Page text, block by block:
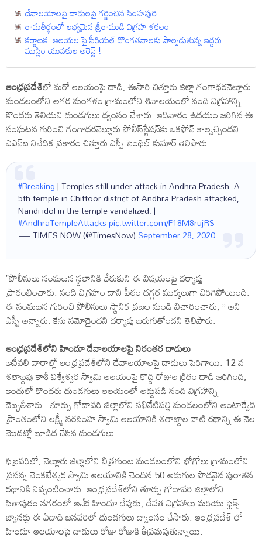
దేవాలయాలపై దాడులపై గర్జించిన సింహపురి
రామతీర్థంలో లభ్యమైన శ్రీరాముడి విగ్రహ శకలం
కర్ణాటక: ఆలయల పై సీరియల్ దొంగతనాలకు పాల్పడుతున్న ఇద్దరు
ముస్లిం యువకుల అరెస్ట్ !
ఆంధ్రప్రదేశ్‌లో మరో ఆలయంపై దాడి, ఈసారి చిత్తూరు జిల్లా గంగాధరనెల్లూరు
మండలంలోని అగర మంగళం గ్రామంలోని శివాలయంలో నంది విగ్రహాన్ని
కొందరు తెలియని దుండగులు ధ్వంసం చేశారు. ఆదివారం ఉదయం జరిగిన ఈ
సంఘటన గురించి గంగాధరనెల్లూరు పోలీస్‌స్టేషన్‌కు ఒకఫోన్ కాల్వచ్చిందని
ఎఎన్‌ఐ నివేదిక ప్రకారం చిత్తూరు ఎస్పీ సెంథిల్ కుమార్ తెలిపారు.
#Breaking| Temples still under attack in Andhra Pradesh. A
5th temple in Chittoor district of Andhra Pradesh attacked,
Nandi idol in the temple vandalized. |
#AndhraTempleAttackspic.twitter.com/F18M8rujRS
— TIMES NOW (@TimesNow)September 28, 2020
"పోలీసులు సంఘటన స్థలానికి చేరుకుని ఈ విషయంపై దర్యాప్తు
ప్రారంభించారు. నంది విగ్రహం దాని పీఠం దగ్గర ముక్కలుగా విరిగిపోయింది.
ఈ సంఘటన గురించి పోలీసులు స్థానిక ప్రజల నుండి విచారించారు, ” అని
ఎస్పీ అన్నారు. కేసు నమోదైందని దర్యాప్తు జరుగుతోందని తెలిపారు.
ఆంధ్రప్రదేశ్‌లోని హిందూ దేవాలయాలపై నిరంతర దాడులు
ఇటీవలి వారాల్లో ఆంధ్రప్రదేశ్‌లోని దేవాలయాలపై దాడులు పెరిగాయి. 12 వ
శతాబ్దపు కాశీ విశ్వేశ్వర స్వామి ఆలయంపై కొద్ది రోజుల క్రితం దాడి జరిగింది,
ఇందులో కొందరు దుండగులు ఆలయంలో అడ్డుపడి నంది విగ్రహాన్ని
దెబ్బతీశారు. తూర్పు గోదావరి జిల్లాలోని సఖినేటిపల్లి మండలంలోని అంటార్వేది
ప్రాంతంలోని లక్ష్మీ నరసింహ స్వామి ఆలయానికి శతాబ్దాల నాటి రథాన్ని ఈ నెల
మొదట్లో బూడిద చేసిన దుండగులు.
ఫిబ్రవరిలో, నెల్లూరు జిల్లాలోని బిత్రగుంట మండలంలోని భోగోలు గ్రామంలోని
ప్రసన్న వెంకటేశ్వర స్వామి ఆలయానికి చెందిన 50 అడుగుల పొడవైన పురాతన
రథానికి నిప్పంటించారు. ఆంధ్రప్రదేశ్‌లోని తూర్పు గోదావరి జిల్లాలోని
పితాపురం నగరంలో అనేక హిందూ దేవుడు, దేవత విగ్రహాలు మరియు ఫ్లెక్స్
బ్యానర్లు ఈ ఏడాది జనవరిలో దుండగులు ద్వాంసం చేసారు. ఆంధ్రప్రదేశ్ లో
హిందూ ఆలయాలపై దాడులు రోజు రోజుకి తీవ్రమవుతున్నాయి.